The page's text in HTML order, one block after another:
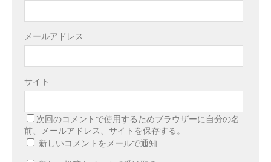
メールアドレス
サイト
次回のコメントで使用するためブラウザーに自分の名
前、メールアドレス、サイトを保存する。
新しいコメントをメールで通知